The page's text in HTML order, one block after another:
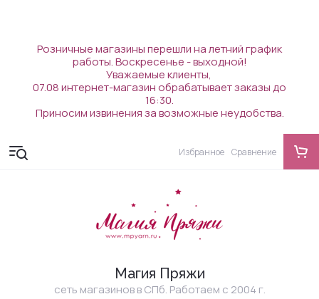
Розничные магазины перешли на летний график
работы. Воскресенье - выходной!
Уважаемые клиенты,
07.08 интернет-магазин обрабатывает заказы до
16:30.
Приносим извинения за возможные неудобства.
Магия Пряжи
сеть магазинов в СПб. Работаем с 2004 г.
Избранное Сравнение